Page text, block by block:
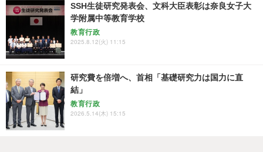
SSH生徒研究発表会、文科大臣表彰は奈良女子大
学附属中等教育学校
教育行政
2025.8.12(火) 11:15
研究費を倍増へ、首相「基礎研究力は国力に直
結」
教育行政
2026.5.14(木) 15:15